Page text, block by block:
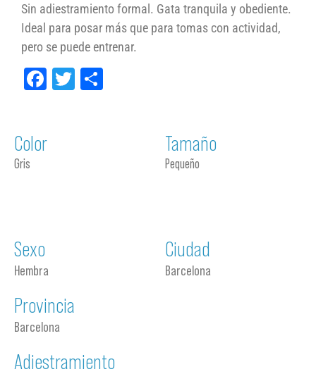
Sin adiestramiento formal. Gata tranquila y obediente.
Ideal para posar más que para tomas con actividad,
pero se puede entrenar.
Facebook
Twitter
Color
Gris
Tamaño
Pequeño
Sexo
Hembra
Ciudad
Barcelona
Provincia
Barcelona
Adiestramiento